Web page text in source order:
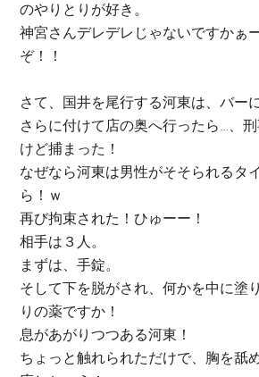
のやりとりが好き。
神宮さんデレデレじゃないですか
ぞ！！
さて、国井を尾行する河東は、バー
さらに付けて店の奥へ行ったら…、
けど捕まった！
なぜなら河東は男性がそそられるタ
ら！ｗ
再び拘束された！ひゅーー！
相手は３人。
まずは、手錠。
そして下を脱がされ、何かを中に塗
りの薬ですか！
息があがりつつある河東！
ちょっと触れられただけで、胸を舐